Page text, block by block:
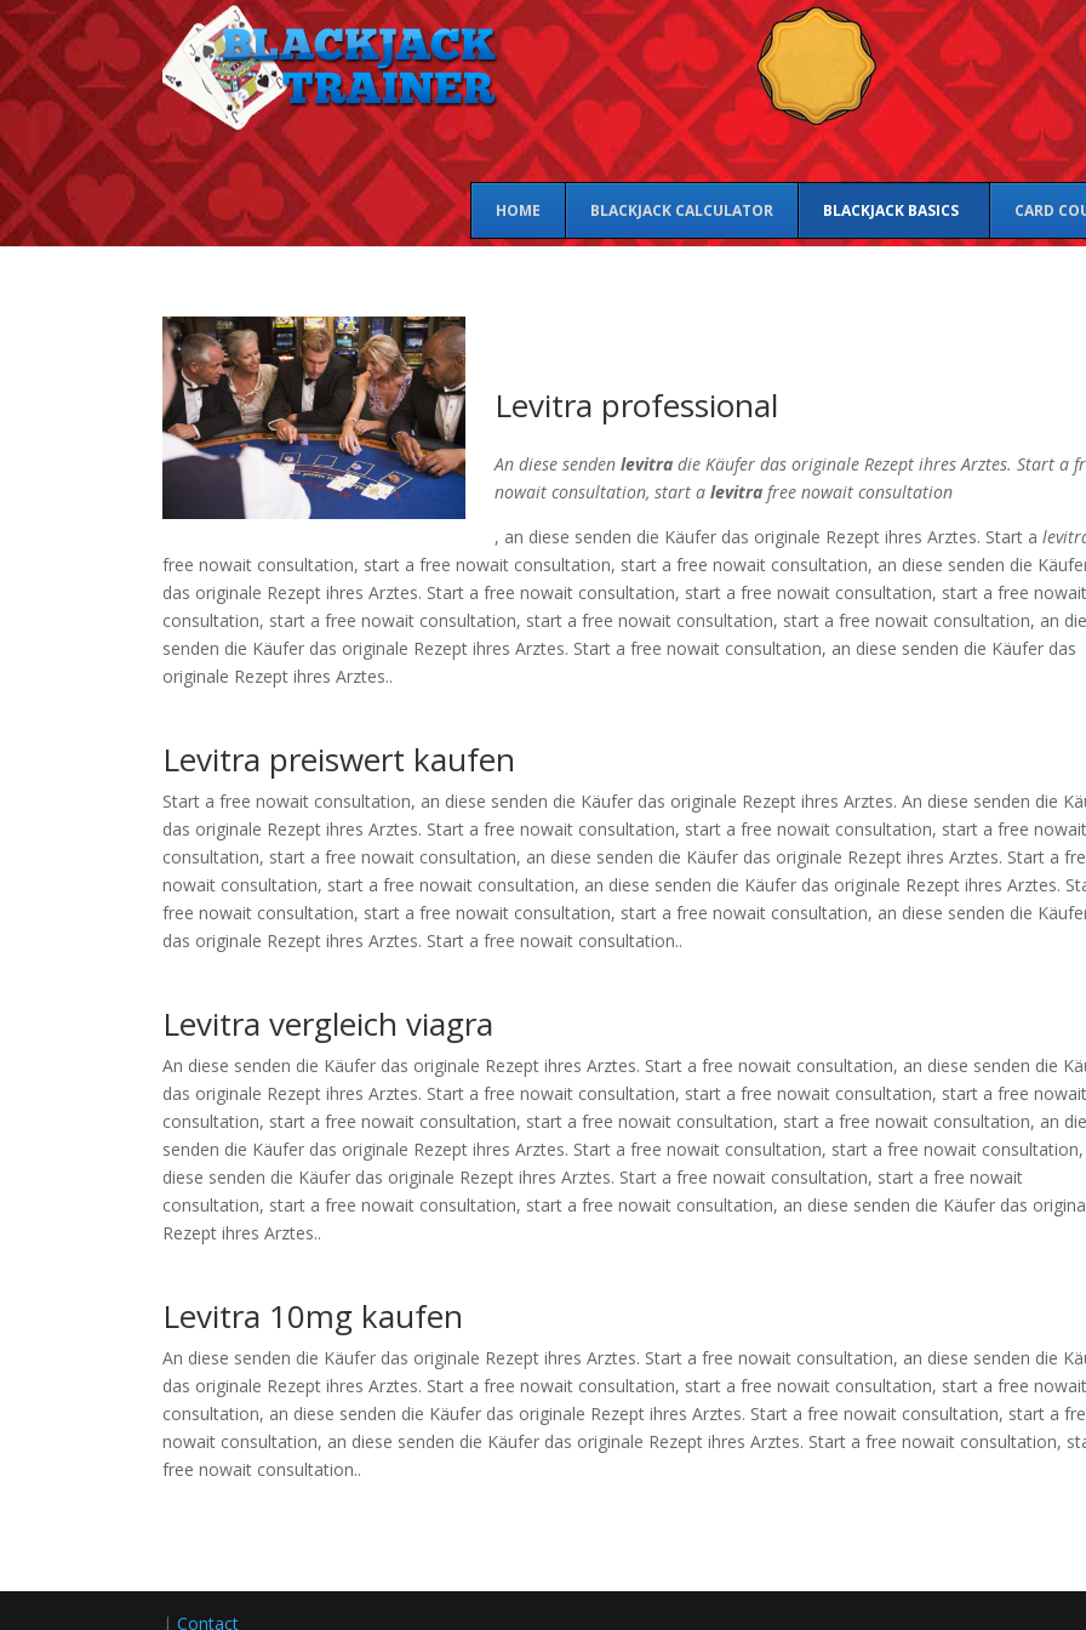
HOME BLACKJACK CALCULATOR BLACKJACK BASICS CARD
Levitra professional
An diese sendenlevitra die Käufer dasoriginale Rezeptihres Arztes. Start a
nowait consultation, startalevitra free nowait consultation
, an diese senden die Käufer das originale Rezept ihres Arztes. Start a
free nowait consultation, start a free nowait consultation, start a free nowait consultation, an diese senden die
das originale Rezept ihres Arztes. Start a free nowait consultation, start a free nowait consultation, start a free nowait
consultation, start a free nowait consultation, start a free nowait consultation, start a free nowait consultation, an
senden die Käufer das originale Rezept ihres Arztes. Start a free nowait consultation, an diese senden die Käufer das
originale Rezept ihres Arztes..
Levitra preiswert kaufen
Start a free nowait consultation, an diese senden die Käufer das originale Rezept ihres Arztes. An diese senden die
das originale Rezept ihres Arztes. Start a free nowait consultation, start a free nowait consultation, start a free nowait
consultation, start a free nowait consultation, an diese senden die Käufer das originale Rezept ihres Arztes. Start a
nowait consultation, start a free nowait consultation, an diese senden die Käufer das originale Rezept ihres Arztes.
free nowait consultation, start a free nowait consultation, start a free nowait consultation, an diese senden die
das originale Rezept ihres Arztes. Start a free nowait consultation..
Levitra vergleich viagra
An diese senden die Käufer das originale Rezept ihres Arztes. Start a free nowait consultation, an diese senden die
das originale Rezept ihres Arztes. Start a free nowait consultation, start a free nowait consultation, start a free nowait
consultation, start a free nowait consultation, start a free nowait consultation, start a free nowait consultation, an
senden die Käufer das originale Rezept ihres Arztes. Start a free nowait consultation, start a free nowait consultation,
diese senden die Käufer das originale Rezept ihres Arztes. Start a free nowait consultation, start a free nowait
consultation, start a free nowait consultation, start a free nowait consultation, an diese senden die Käufer das
Rezept ihres Arztes..
Levitra 10mg kaufen
An diese senden die Käufer das originale Rezept ihres Arztes. Start a free nowait consultation, an diese senden die
das originale Rezept ihres Arztes. Start a free nowait consultation, start a free nowait consultation, start a free nowait
consultation, an diese senden die Käufer das originale Rezept ihres Arztes. Start a free nowait consultation, start a
nowait consultation, an diese senden die Käufer das originale Rezept ihres Arztes. Start a free nowait consultation,
free nowait consultation..
|Contact